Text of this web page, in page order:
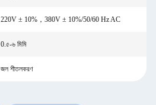
220V ± 10%，380V ± 10%/50/60 Hz AC
0.৫-৬ মিমি
জল শীতলকরণ